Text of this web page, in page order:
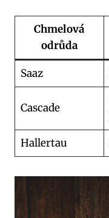
Chmelová
odrůda
Saaz
Cascade
Hallertau